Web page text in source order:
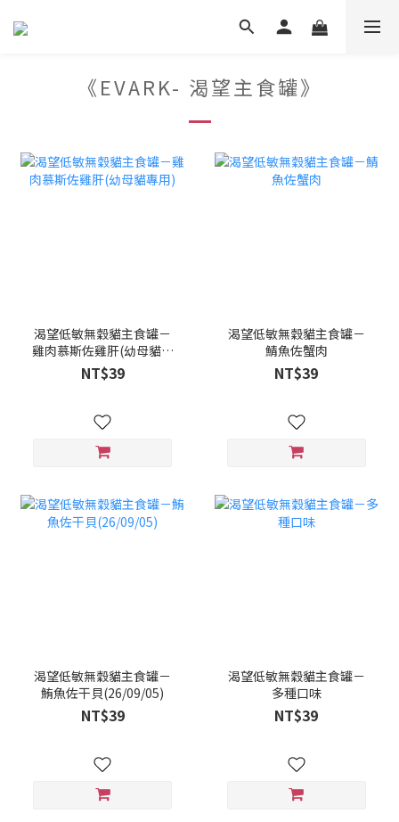
《EVARK- 渴望主食罐》
渴望低敏無穀貓主食罐－
雞肉慕斯佐雞肝(幼母貓專
用)
NT$39
渴望低敏無穀貓主食罐－
鯖魚佐蟹肉
NT$39
渴望低敏無穀貓主食罐－
鮪魚佐干貝(26/09/05)
NT$39
渴望低敏無穀貓主食罐－
多種口味
NT$39